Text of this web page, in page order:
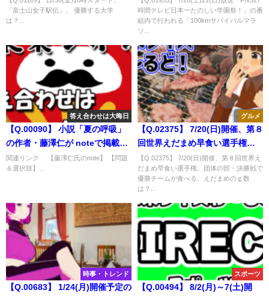
「富士山女子駅伝」。 優勝する大学
は？...
れる「100kmサバイバルマラソ
ン」で、一番早く100kmを走破
時間テレビ日本一たのしい学園祭！」の番
組内で行われる「100kmサバイバルマラ
ソ...
答え合わせは大晦日
【Q.00090】 小説「夏の呼吸」
の作者・藤澤仁が noteで掲載中
の「チーム夏の呼吸・会報
誌」。 2020年に発行される回数
関連リンク 【藤澤仁氏のnote】 【問題
＆選択肢】...
グルメ
【Q.02375】 7/20(日)開催、第８
回世界えだまめ早食い選手権。
団体の部・決勝戦で優勝チーム
が食べる、えだまめのｇ数は？
【Q.02375】 7/20(日)開催、第８回世界え
だまめ早食い選手権。団体の部・決勝戦で
優勝チームが食べる、えだまめのｇ数
は？...
時事・トレンド
【Q.00683】 1/24(月)開催予定の
スポーツ
【Q.00494】 8/2(月)～7(土)開